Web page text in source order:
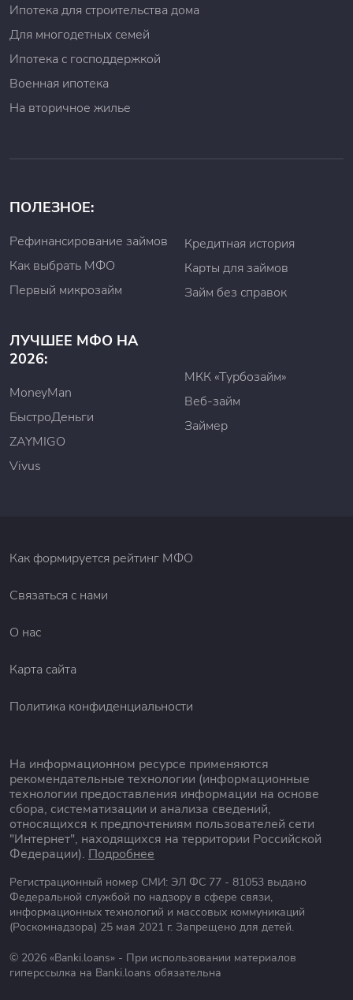
Ипотека для строительства дома
Для многодетных семей
Ипотека с господдержкой
Военная ипотека
На вторичное жилье
ПОЛЕЗНОЕ:
Рефинансирование займов
Как выбрать МФО
Первый микрозайм
Кредитная история
Карты для займов
Займ без справок
ЛУЧШЕЕ МФО НА
2026:
MoneyMan
БыстроДеньги
ZAYMIGO
Vivus
МКК «Турбозайм»
Веб-займ
Займер
Как формируется рейтинг МФО
Связаться с нами
О нас
Карта сайта
Политика конфиденциальности
На информационном ресурсе применяются
рекомендательные технологии (информационные
технологии предоставления информации на основе
сбора, систематизации и анализа сведений,
относящихся к предпочтениям пользователей сети
"Интернет", находящихся на территории Российской
Федерации). Подробнее
Регистрационный номер СМИ: ЭЛ ФС 77 - 81053 выдано
Федеральной службой по надзору в сфере связи,
информационных технологий и массовых коммуникаций
(Роскомнадзора) 25 мая 2021 г. Запрещено для детей.
© 2026 «Banki.loans» - При использовании материалов
гиперссылка на Banki.loans обязательна